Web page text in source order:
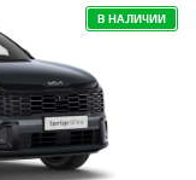
В НАЛИЧИИ